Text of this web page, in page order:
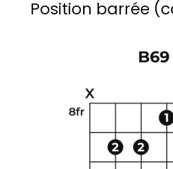
Position barrée